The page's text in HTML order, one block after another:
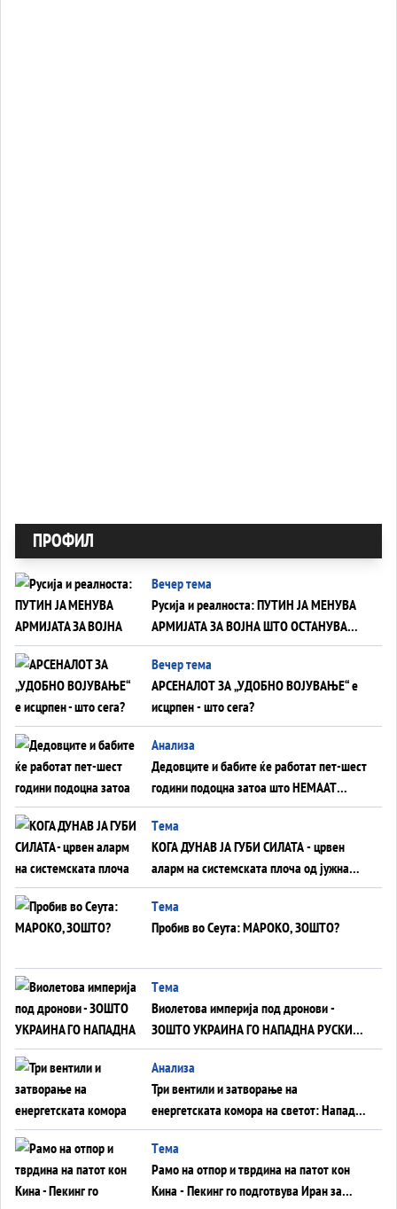
ПРОФИЛ
Вечер тема
Русија и реалноста: ПУТИН ЈА МЕНУВА
АРМИЈАТА ЗА ВОЈНА ШТО ОСТАНУВА
БЕЗ ФРОНТ
Вечер тема
АРСЕНАЛОТ ЗА „УДОБНО ВОЈУВАЊЕ“ е
исцрпен - што сега?
Анализа
Дедовците и бабите ќе работат пет-шест
години подоцна затоа што НЕМААТ
ВНУЦИ ДА ГИ ЗАМЕНАТ
Tема
КОГА ДУНАВ ЈА ГУБИ СИЛАТА - црвен
аларм на системската плоча од јужна
Германија до Црното Море...
Tема
Пробив во Сеута: МАРОКО, ЗОШТО?
Tема
Виолетова империја под дронови -
ЗОШТО УКРАИНА ГО НАПАДНА РУСКИОТ
WILDBERRIES
Aнализа
Три вентили и затворање на
енергетската комора на светот: Нападот
во Суец најавува глобален енергетски
инфаркт?
Tема
Рамо на отпор и тврдина на патот кон
Кина - Пекинг го подготвува Иран за